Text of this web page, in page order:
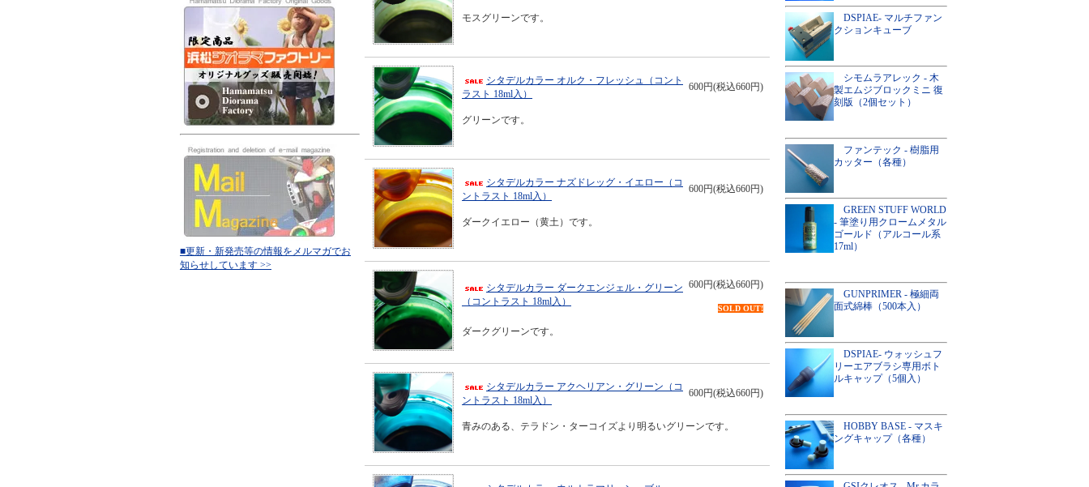
■更新・新発売等の情報をメルマガでお
知らせしています >>
モスグリーンです。
シタデルカラー オルク・フレッシュ（コント
ラスト 18ml入）
600円(税込660円)
グリーンです。
シタデルカラー ナズドレッグ・イエロー（コ
ントラスト 18ml入）
600円(税込660円)
ダークイエロー（黄土）です。
シタデルカラー ダークエンジェル・グリーン
（コントラスト 18ml入）
600円(税込660円)
SOLD OUT!
ダークグリーンです。
シタデルカラー アクヘリアン・グリーン（コ
ントラスト 18ml入）
600円(税込660円)
青みのある、テラドン・ターコイズより明るいグリーンです。
DSPIAE- マルチファン
クションキューブ
シモムラアレック - 木
製エムジブロックミニ 復
刻版（2個セット）
ファンテック - 樹脂用
カッター（各種）
GREEN STUFF WORLD
- 筆塗り用クロームメタル
ゴールド（アルコール系
17ml）
GUNPRIMER - 極細両
面式綿棒（500本入）
DSPIAE- ウォッシュフ
リーエアブラシ専用ボト
ルキャップ（5個入）
HOBBY BASE - マスキ
ングキャップ（各種）